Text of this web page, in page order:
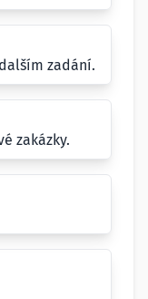
zadání.
zakázky.